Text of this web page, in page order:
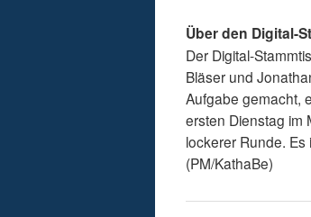
Über den Digital-
Der Digital-
Bläser und
Aufgabe gemacht,
ersten Dienstag im
lockerer Runde.
(PM/KathaBe)